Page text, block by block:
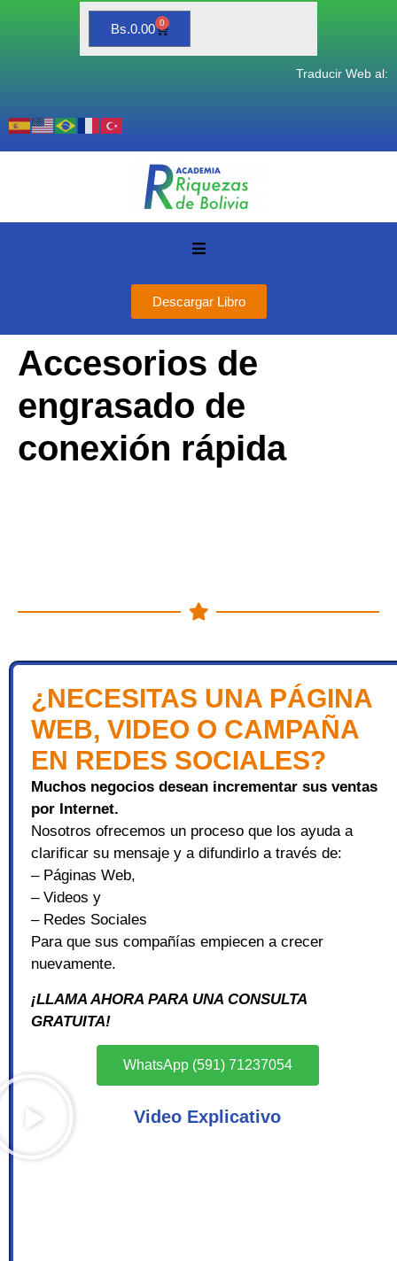
Bs.0.00 0
Traducir Web al:
Descargar Libro
Accesorios de
engrasado de
conexión rápida
¿NECESITAS UNA PÁGINA
WEB, VIDEO O CAMPAÑA
EN REDES SOCIALES?
Muchos negocios desean incrementar sus ventas
por Internet.
Nosotros ofrecemos un proceso que los ayuda a
clarificar su mensaje y a difundirlo a través de:
– Páginas Web,
– Videos y
– Redes Sociales
Para que sus compañías empiecen a crecer
nuevamente.
¡LLAMA AHORA PARA UNA CONSULTA
GRATUITA!
WhatsApp (591) 71237054
Video Explicativo